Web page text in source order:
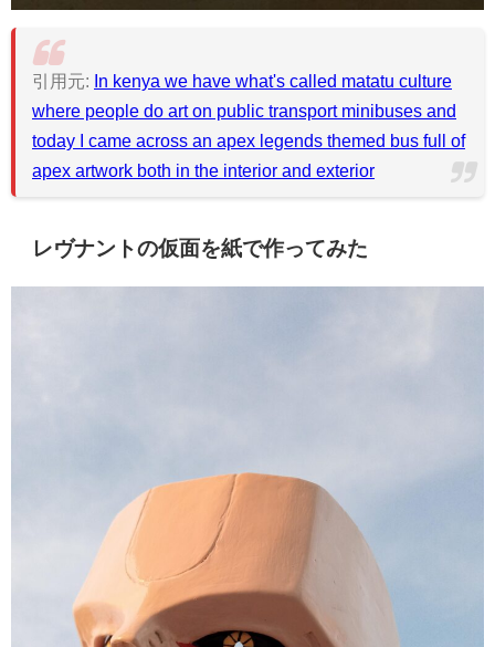
引用元:
In kenya we have what's called matatu culture
where people do art on public transport minibuses and
today I came across an apex legends themed bus full of
apex artwork both in the interior and exterior
レヴナントの仮面を紙で作ってみた